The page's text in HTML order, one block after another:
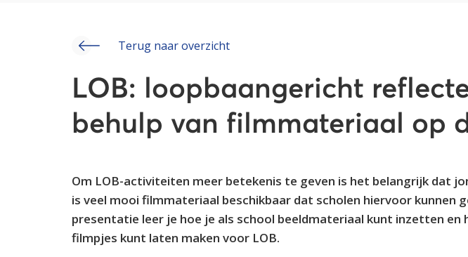
Terug naar overzicht
LOB: loopbaangericht
behulp van filmmateriaal op
Om LOB-activiteiten meer betekenis te geven is het belangrijk dat
is veel mooi filmmateriaal beschikbaar dat scholen hiervoor kunnen
presentatie leer je hoe je als school beeldmateriaal kunt inzetten en
filmpjes kunt laten maken voor LOB.